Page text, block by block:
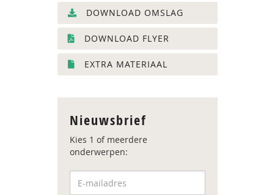
DOWNLOAD OMSLAG
DOWNLOAD FLYER
EXTRA MATERIAAL
Nieuwsbrief
Kies 1 of meerdere
onderwerpen: